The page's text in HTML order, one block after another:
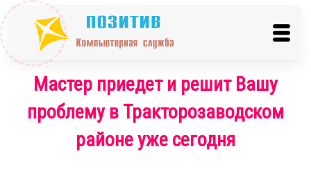
Мастер приедет и решит Вашу
проблему в Тракторозаводском
районе уже сегодня